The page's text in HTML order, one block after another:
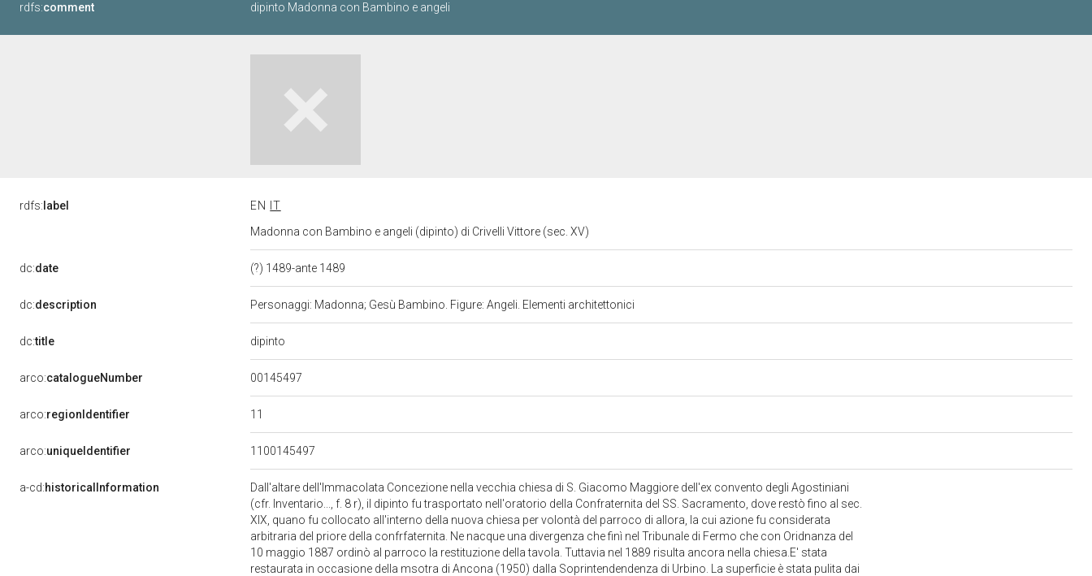
rdfs:comment dipinto Madonna con Bambino e angeli
rdfs: label EN
IT
Madonna con Bambino e angeli (dipinto) di Crivelli Vittore (sec. XV)
dc:date (?) 1489-ante 1489
dc:description Personaggi: Madonna; Gesù Bambino. Figure: Angeli. Elementi architettonici
dc:title dipinto
arco:catalogueNumber 00145497
arco:regionIdentifier 11
arco:uniqueIdentifier 1100145497
a-cd:historicalInformation
Dall'altare dell'Immacolata Concezione nella vecchia chiesa di S. Giacomo Maggiore dell'ex convento degli Agostiniani
(cfr. Inventario..., f. 8 r), il dipinto fu trasportato nell'oratorio della Confraternita del SS. Sacramento, dove restò fino al sec.
XIX, quano fu collocato all'interno della nuova chiesa per volontà del parroco di allora, la cui azione fu considerata
arbitraria del priore della confrfaternita. Ne nacque una divergenza che finì nel Tribunale di Fermo che con Oridnanza del
10 maggio 1887 ordinò al parroco la restituzione della tavola. Tuttavia nel 1889 risulta ancora nella chiesa.E' stata
restaurata in occasione della msotra di Ancona (1950) dalla Soprintendendenza di Urbino. La superficie è stata pulita dai